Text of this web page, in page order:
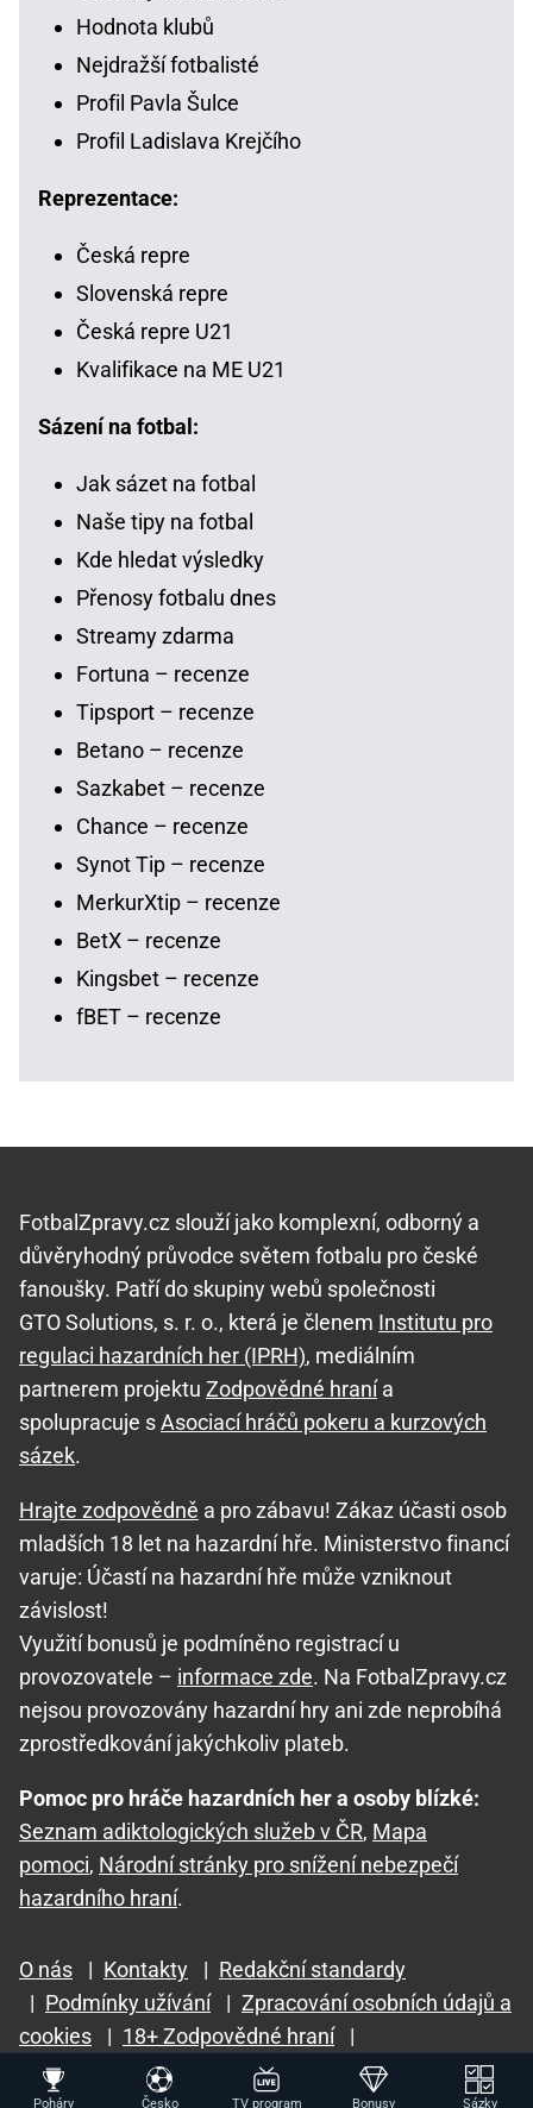
Hodnota klubů
Nejdražší fotbalisté
Profil Pavla Šulce
Profil Ladislava Krejčího
Reprezentace:
Česká repre
Slovenská repre
Česká repre U21
Kvalifikace na ME U21
Sázení na fotbal:
Jak sázet na fotbal
Naše tipy na fotbal
Kde hledat výsledky
Přenosy fotbalu dnes
Streamy zdarma
Fortuna – recenze
Tipsport – recenze
Betano – recenze
Sazkabet – recenze
Chance – recenze
Synot Tip – recenze
MerkurXtip – recenze
BetX – recenze
Kingsbet – recenze
fBET – recenze
FotbalZpravy.cz slouží jako komplexní, odborný a
důvěryhodný průvodce světem fotbalu pro české
fanoušky. Patří do skupiny webů společnosti
GTO Solutions, s. r. o., která je členem Institutu pro
regulaci hazardních her (IPRH), mediálním
partnerem projektu Zodpovědné hranía
spolupracuje sAsociací hráčů pokeru a kurzových
sázek.
Hrajte zodpovědně a pro zábavu! Zákaz účasti osob
mladších 18 let na hazardní hře. Ministerstvo financí
varuje: Účastí na hazardní hře může vzniknout
závislost!
Využití bonusů je podmíněno registrací u
provozovatele – informace zde. Na FotbalZpravy.cz
nejsou provozovány hazardní hry ani zde neprobíhá
zprostředkování jakýchkoliv plateb.
Pomoc pro hráče hazardních her a osoby blízké:
Seznam adiktologických služeb v ČR, Mapa
pomoci, Národní stránky pro snížení nebezpečí
hazardního hraní.
O nás | Kontakty | Redakční standardy
| Podmínky užívání | Zpracování osobních údajů a
cookies
| 18+ Zodpovědné hraní
|
GTO Solutions, s.r.o.
Poháry Česko TV program Bonusy Sázky